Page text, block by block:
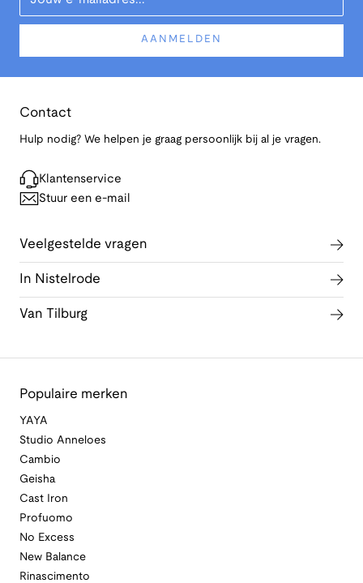
AANMELDEN
Contact
Hulp nodig? We helpen je graag persoonlijk bij al je vragen.
Klantenservice
Stuur een e-mail
Veelgestelde vragen
In Nistelrode
Van Tilburg
Populaire merken
YAYA
Studio Anneloes
Cambio
Geisha
Cast Iron
Profuomo
No Excess
New Balance
Rinascimento